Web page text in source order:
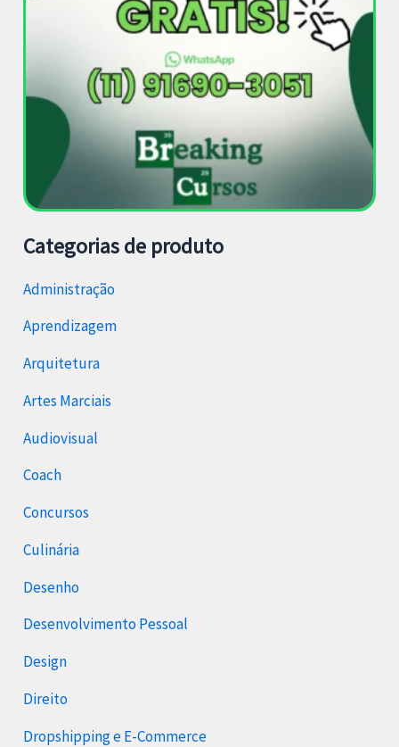
Categorias de produto
Administração
Aprendizagem
Arquitetura
Artes Marciais
Audiovisual
Coach
Concursos
Culinária
Desenho
Desenvolvimento Pessoal
Design
Direito
Dropshipping e E-Commerce